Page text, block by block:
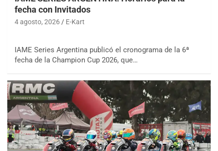
fecha con Invitados
4 agosto, 2026 E-Kart
IAME Series Argentina publicó el cronograma de la 6ª
fecha de la Champion Cup 2026, que…